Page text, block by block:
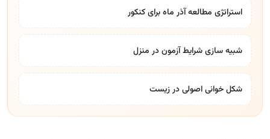
استراتژی مطالعه آذر ماه برای کنکور
شبیه سازی شرایط آزمون در منزل
شکل خوانی اصولی در زیست